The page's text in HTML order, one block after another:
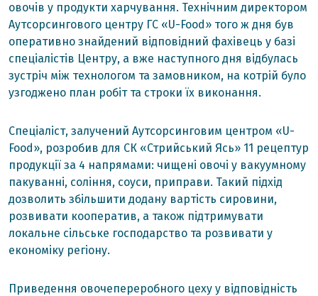
овочів у продукти харчування. Технічним директором
Аутсорсингового центру ГС «U-Food» того ж дня був
оперативно знайдений відповідний фахівець у базі
спеціалістів Центру, а вже наступного дня відбулась
зустріч між технологом та замовником, на котрій було
узгоджено план робіт та строки їх виконання.
Спеціаліст, залучений Аутсорсинговим центром «U-
Food», розробив для СК «Стрийський Ясь» 11 рецептур
продукції за 4 напрямами: чищені овочі у вакуумному
пакуванні, соління, соуси, приправи. Такий підхід
дозволить збільшити додану вартість сировини,
розвивати кооператив, а також підтримувати
локальне сільське господарство та розвивати у
економіку регіону.
Приведення овочепереробного цеху у відповідність